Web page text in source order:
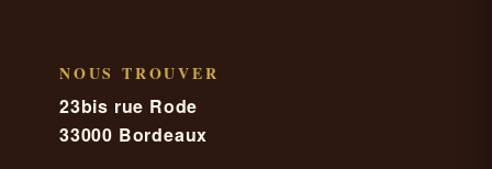
NOUS TROUVER
23bis rue Rode
33000 Bordeaux